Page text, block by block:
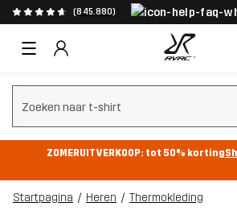
(845.880)
Zoeken wissen
ZOMERUITVERKOOP: tot 50% korting
Startpagina Heren Thermokleding